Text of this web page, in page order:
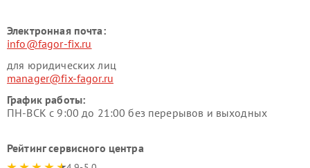
Электронная почта:
info@fagor-fix.ru
для юридических лиц
manager@fix-fagor.ru
График работы:
ПН-ВСК с 9:00 до 21:00 без перерывов и выходных
Рейтинг сервисного центра